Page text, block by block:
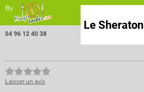
By
Le Sheraton
04 96 12 40 38
Laisser un avis